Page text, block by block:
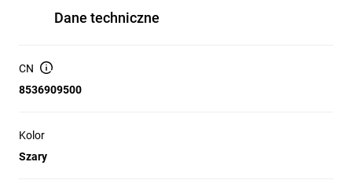
Dane techniczne
CN
8536909500
Kolor
Szary